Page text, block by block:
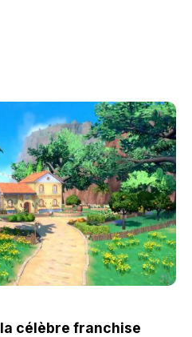
célèbre franchise